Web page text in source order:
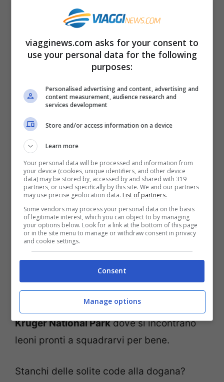
villaggio con poco più di mille
anime: Cunovo, nel cuore dell’Europa, è
invece il custode dell’incontro traAustria,
Ungheria e Repubblica Slovacca.
E che cosa dire invece di
dove alcune righe tracciate sul terreno
separano
C’è un luogo infine che unisce addirittura
quattro destini: si tratta diQuadripoint, in
Africa, dove a sfiorarsi sonoNamibia,
Botswana, Zambia e Zimbawe.
Il confine più pericoloso del pianeta? Non è
certamente uno con guardie armate fino ai
denti alla frontiera, bensì quello tra
Sudafrica e Mozambicoall’interno del
Kruger National Parkdove si incontrano
leoni pronti a squadrarvi per bene.
Stanchi delle solite code alla dogana?
viagginews.com asks for your consent to
use your personal data for the following
purposes:
Personalised advertising and content, advertising and
content measurement, audience research and
services development
Store and/or access information on a device
Learn more
Your personal data will be processed and information from
your device (cookies, unique identifiers, and other device
data) may be stored by, accessed by and shared with 319
partners, or used specifically by this site. We and our partners
may use precise geolocation data. List of partners.
Some vendors may process your personal data on the basis
of legitimate interest, which you can object to by managing
your options below. Look for a link at the bottom of this page
or in the site menu to manage or withdraw consent in privacy
and cookie settings.
Consent
Manage options